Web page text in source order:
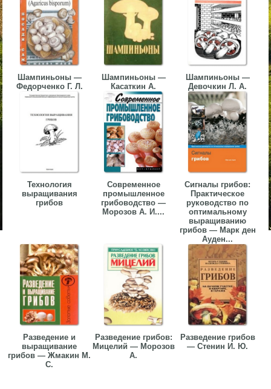
Шампиньоны —
Федорченко Г. Л.
Шампиньоны —
Касаткин А.
Шампиньоны —
Девочкин Л. А.
Технология
выращивания
грибов
Современное
промышленное
грибоводство —
Морозов А. И....
Сигналы грибов:
Практическое
руководство по
оптимальному
выращиванию
грибов — Марк ден
Ауден...
Разведение и
выращивание
грибов — Жмакин М.
С.
Разведение грибов:
Мицелий — Морозов
А.
Разведение грибов
— Стенин И. Ю.
▼